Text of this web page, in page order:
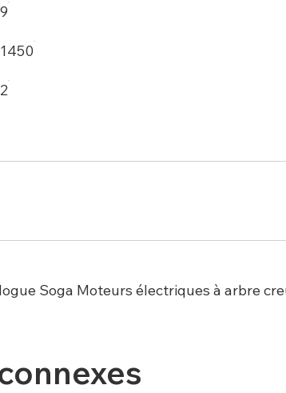
9
1450
2
Soga Moteurs électriques à arbre